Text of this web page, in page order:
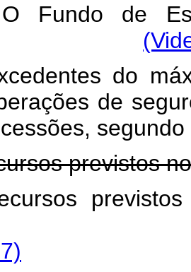
Fundo de
do
de
previstos